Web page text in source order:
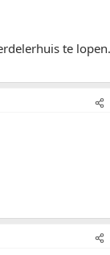
te lopen.